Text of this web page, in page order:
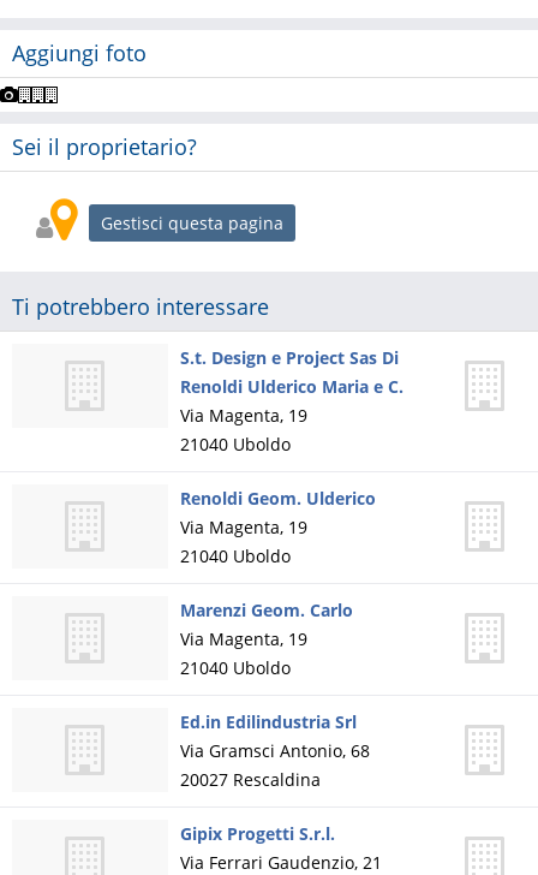
Aggiungi foto
Sei il proprietario?
Gestisci questa pagina
Ti potrebbero interessare
S.t. Design e Project Sas Di
Renoldi Ulderico Maria e C.
Via Magenta, 19
21040 Uboldo
Renoldi Geom. Ulderico
Via Magenta, 19
21040 Uboldo
Marenzi Geom. Carlo
Via Magenta, 19
21040 Uboldo
Ed.in Edilindustria Srl
Via Gramsci Antonio, 68
20027 Rescaldina
Gipix Progetti S.r.l.
Via Ferrari Gaudenzio, 21